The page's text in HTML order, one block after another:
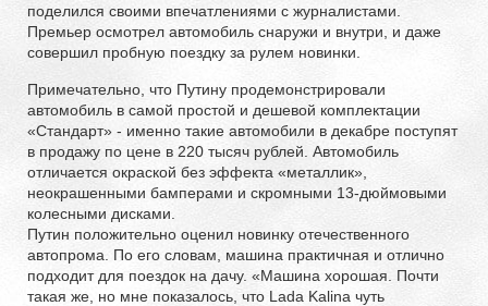
поделился своими впечатлениями с журналистами.
Премьер осмотрел автомобиль снаружи и внутри, и даже
совершил пробную поездку за рулем новинки.
Примечательно, что Путину продемонстрировали
автомобиль в самой простой и дешевой комплектации
«Стандарт» - именно такие автомобили в декабре поступят
в продажу по цене в 220 тысяч рублей. Автомобиль
отличается окраской без эффекта «металлик»,
неокрашенными бамперами и скромными 13-дюймовыми
колесными дисками.
Путин положительно оценил новинку отечественного
автопрома. По его словам, машина практичная и отлично
подходит для поездок на дачу. «Машина хорошая. Почти
такая же, но мне показалось, что Lada Kalina чуть